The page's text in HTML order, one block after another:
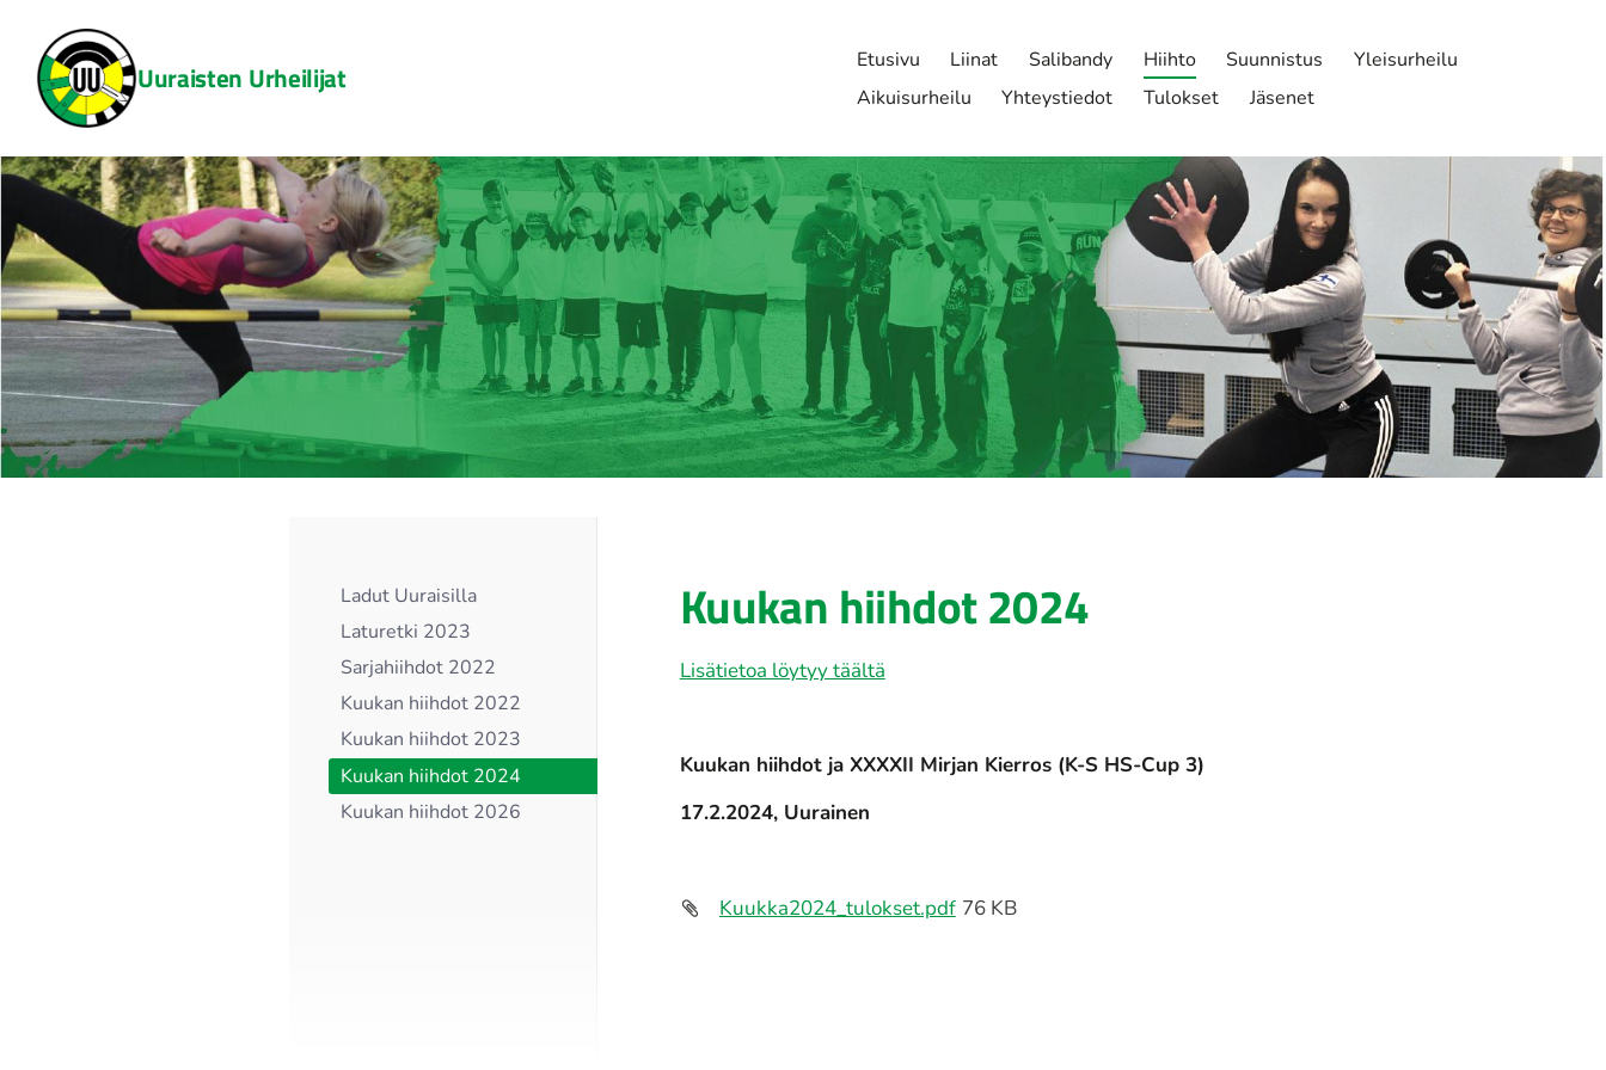
sivun
sisältöön
Uuraisten Urheilijat Etusivu Liinat Salibandy Hiihto Suunnistus
Yleisurheilu
Aikuisurheilu
Yhteystiedot Tulokset Jäsenet
Ladut Uuraisilla
Laturetki 2023
Sarjahiihdot 2022
Kuukan hiihdot 2022
Kuukan hiihdot 2023
Kuukan hiihdot 2024
Kuukan hiihdot 2026
Kuukan hiihdot 2024
Lisätietoa löytyy täältä
Kuukan hiihdot ja XXXXII Mirjan Kierros (K-S HS-Cup 3)
17.2.2024, Uurainen
Kuukka2024_tulokset.pdf 76 KB